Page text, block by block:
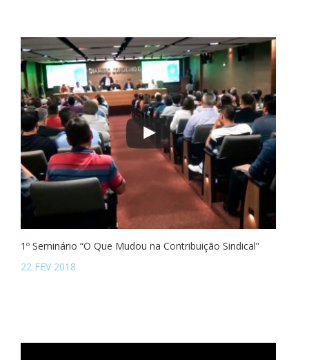
1º Seminário “O Que Mudou na Contribuição Sindical”
22 FEV 2018